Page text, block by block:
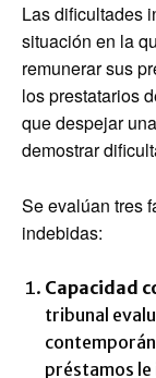
Las dificultades
situación en la
remunerar sus
los prestatarios
que despejar
demostrar
Se evalúan tres
indebidas:
Capacidad
tribunal
préstamos le